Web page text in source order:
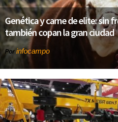
Genética y carne de elite: sin
también copan la gran ciudad
Por infocampo